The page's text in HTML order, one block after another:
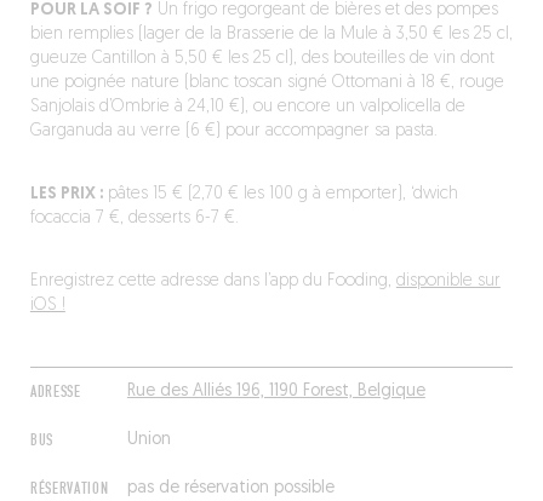
ADRESSE Rue des Alliés 196, 1190 Forest, Belgique
BUS Union
RÉSERVATION pas de réservation possible
POUR LA SOIF ? Un frigo regorgeant de bières et des pompes
bien remplies (lager de la Brasserie de la Mule à 3,50 € les 25 cl,
gueuze Cantillon à 5,50 € les 25 cl), des bouteilles de vin dont
une poignée nature (blanc toscan signé Ottomani à 18 €, rouge
Sanjolais d’Ombrie à 24,10 €), ou encore un valpolicella de
Garganuda au verre (6 €) pour accompagner sa pasta.
LES PRIX :pâtes 15 € (2,70 € les 100 g à emporter), ‘dwich
focaccia 7 €, desserts 6-7 €.
Enregistrez cette adresse dans l’app du Fooding, disponible sur
iOS !